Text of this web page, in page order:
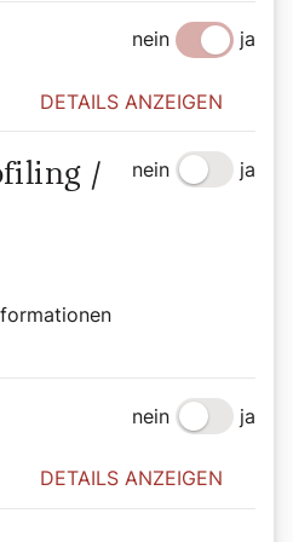
und weiteren
am
Gesetz (WZG)
nein ja
DETAILS ANZEIGEN
/
nein ja
nein ja
DETAILS ANZEIGEN